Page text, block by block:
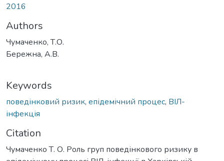
2016
Authors
Чумаченко, Т.О.
Бережна, А.В.
Keywords
поведінковий ризик, епідемічний процес, ВІЛ-
інфекція
Citation
Чумаченко Т. О. Роль груп поведінкового ризику в